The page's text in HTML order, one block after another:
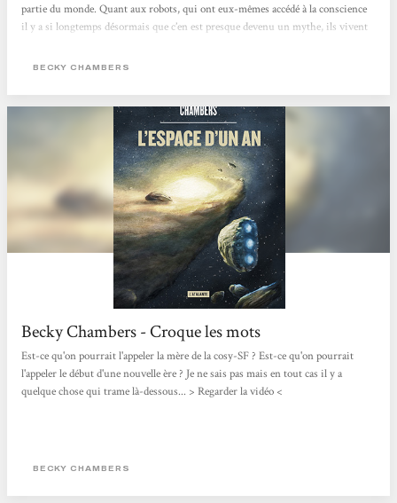
partie du monde. Quant aux robots, qui ont eux-mêmes accédé à la conscience
il y a si longtemps désormais que c’en est presque devenu un mythe, ils vivent
vivent sans ce genre d’intelligence artificielle, changeant au passage leur rapport
suivons. Dex est moine mais sa...
BECKY CHAMBERS
Becky Chambers - Croque les mots
Est-ce qu'on pourrait l'appeler la mère de la cosy-SF ? Est-ce qu'on pourrait
l'appeler le début d'une nouvelle ère ? Je ne sais pas mais en tout cas il y a
quelque chose qui trame là-dessous... > Regarder la vidéo <
BECKY CHAMBERS